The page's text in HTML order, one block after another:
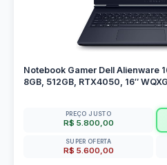
Notebook Gamer Dell Alienware
8GB, 512GB, RTX4050, 16″
PREÇO JUSTO
R$ 5.800,00
SUPER OFERTA
R$ 5.600,00